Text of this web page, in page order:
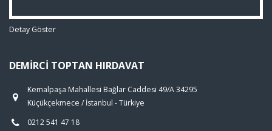
Detay Göster
DEMIRCI TOPTAN HIRDAVAT
Kemalpaşa Mahallesi Bağlar Caddesi 49/A 34295
Küçükçekmece / İstanbul - Türkiye
0212 541 47 18